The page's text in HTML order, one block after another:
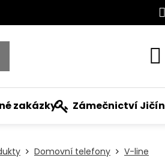
zakázky Zámečnictví Jičín
Domovní telefony V-line